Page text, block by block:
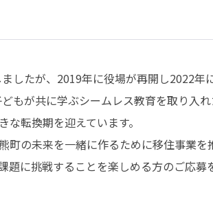
したが、2019年に役場が再開し2022年
もが共に学ぶシームレス教育を取り入
転換期を迎えています。
の未来を一緒に作るために移住事業
に挑戦することを楽しめる方のご応募